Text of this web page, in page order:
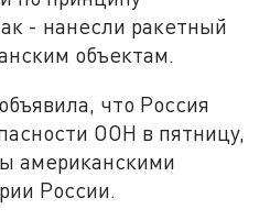
- нанесли ракетный
объектам.
что Россия
ООН в пятницу,
американскими
России.